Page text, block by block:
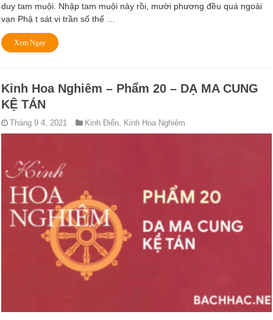
duy tam muội. Nhập tam muội này rồi, mười phương đều quá ngoài
vạn Phậ t sát vi trần số thế …
Xem Ngay
Kinh Hoa Nghiêm – Phẩm 20 – DẠ MA CUNG
KỆ TÁN
Tháng 9 4, 2021 Kinh Điển Kinh Hoa Nghiêm